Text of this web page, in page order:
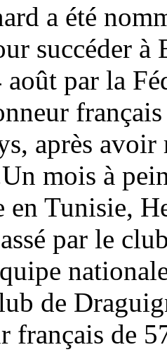
a été
succéder à
août par la
après
mois à
en Tunisie,
par le
de
français de